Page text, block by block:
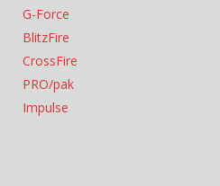
G-Force
BlitzFire
CrossFire
PRO/pak
Impulse